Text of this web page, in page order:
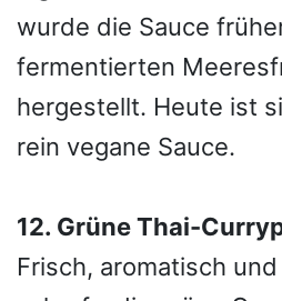
wurde die Sauce
fermentierten
hergestellt. Heute ist
rein vegane Sauce.
12. Grüne Thai-
Frisch, aromatisch